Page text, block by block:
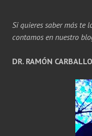
Si quieres saber más te
contamos en nuestro
DR. RAMÓN